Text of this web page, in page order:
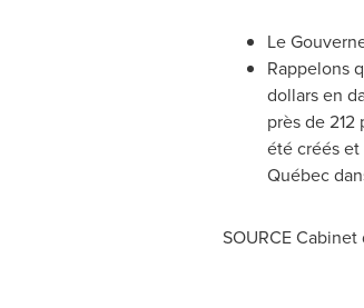
Le
Rappelons
dollars en
près de
été créés
Québec
SOURCE